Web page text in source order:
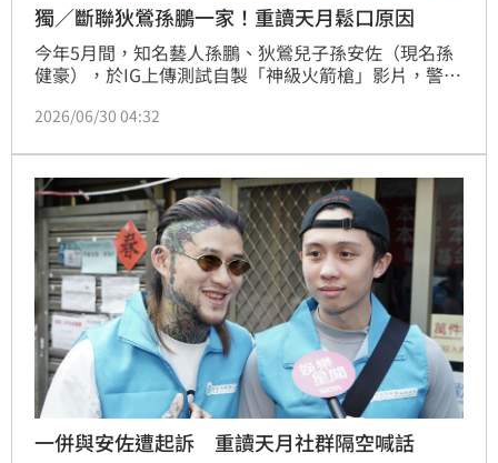
獨／斷聯狄鶯孫鵬一家！重讀天月鬆口原因
今年5月間，知名藝人孫鵬、狄鶯兒子孫安佐（現名孫
健豪），於IG上傳測試自製「神級火箭槍」影片，警方
並強調表示「相信法院會給公正判決」，他與前經紀人
對司法。
2026/06/30 04:32
一併與安佐遭起訴 重讀天月社群隔空喊話